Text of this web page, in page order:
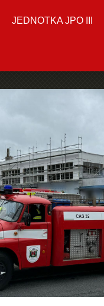
JEDNOTKA JPO III